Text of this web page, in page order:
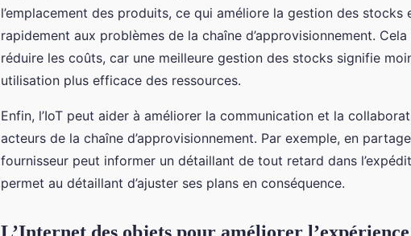
l’emplacement des produits, ce qui améliore la gestion des
rapidement aux problèmes de la chaîne d’approvisionnement.
réduire les coûts, car une meilleure gestion des stocks signifie
utilisation plus efficace des ressources.
Enfin, l’IoT peut aider à améliorer la communication et la
acteurs de la chaîne d’approvisionnement. Par exemple, en
fournisseur peut informer un détaillant de tout retard dans
permet au détaillant d’ajuster ses plans en conséquence.
L’Internet des objets pour améliorer